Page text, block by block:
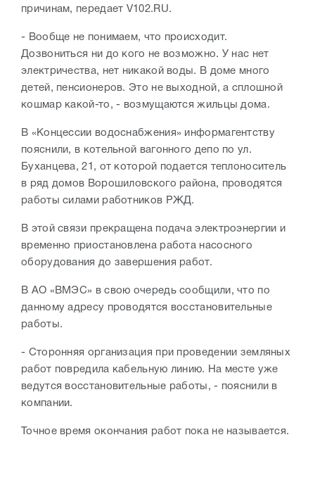
причинам, передает V102.RU.
- Вообще не понимаем, что происходит.
Дозвониться ни до кого не возможно. У нас нет
электричества, нет никакой воды. В доме много
детей, пенсионеров. Это не выходной, а сплошной
кошмар какой-то, - возмущаются жильцы дома.
В «Концессии водоснабжения» информагентству
пояснили, в котельной вагонного депо по ул.
Буханцева, 21, от которой подается теплоноситель
в ряд домов Ворошиловского района, проводятся
работы силами работников РЖД.
В этой связи прекращена подача электроэнергии и
временно приостановлена работа насосного
оборудования до завершения работ.
В АО «ВМЭС» в свою очередь сообщили, что по
данному адресу проводятся восстановительные
работы.
- Сторонняя организация при проведении земляных
работ повредила кабельную линию. На месте уже
ведутся восстановительные работы, - пояснили в
компании.
Точное время окончания работ пока не называется.